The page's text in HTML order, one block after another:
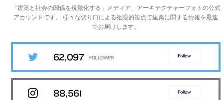
「建築と社会の関係を視覚化する」メディア、アーキテクチャーフォトの公式
アカウントです。様々な切り口による複眼的視点で建築に関する情報を最速
でお届けします。
62,097 Follow
88,561 Follow